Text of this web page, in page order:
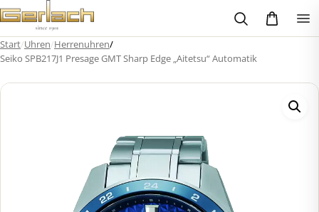
Zum
Inhalt
springen
Start/Uhren/Herrenuhren/
Seiko SPB217J1 Presage GMT Sharp Edge „Aitetsu“ Automatik